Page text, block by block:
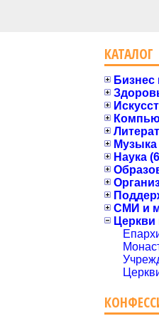
КАТАЛОГ
Музыка
Наука
СМИ и